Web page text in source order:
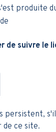
produite
de suivre le
persistent,
ce site.